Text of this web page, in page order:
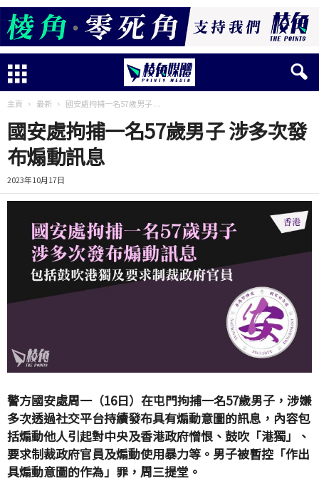
主頁 最新 國安處拘捕一名57歲男子 ...
國安處拘捕一名57歲男子 涉多次發
布煽動訊息
2023年10月17日
警方國安處周一（16日）在屯門拘捕一名57歲男子，涉嫌
多次透過社交平台持續發布具有煽動意圖的訊息，內容包
括煽動他人引起對中央及香港政府憎恨、鼓吹「港獨」、
要求制裁政府官員及煽動使用暴力等。男子被暫控「作出
具煽動意圖的作為」罪，周三提堂。